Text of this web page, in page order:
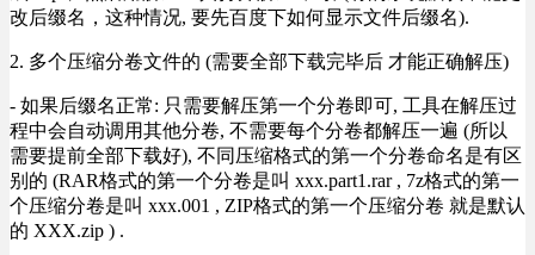
改后缀名，这种情况, 要先百度下如何显示文件后缀名).
2. 多个压缩分卷文件的 (需要全部下载完毕后 才能正确解压)
- 如果后缀名正常: 只需要解压第一个分卷即可, 工具在解压过
程中会自动调用其他分卷, 不需要每个分卷都解压一遍 (所以
需要提前全部下载好), 不同压缩格式的第一个分卷命名是有区
别的 (RAR格式的第一个分卷是叫 xxx.part1.rar , 7z格式的第一
个压缩分卷是叫 xxx.001 , ZIP格式的第一个压缩分卷 就是默认
的 XXX.zip ) .